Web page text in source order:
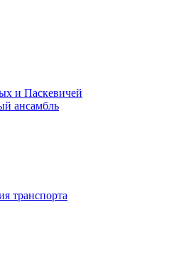
и Паскевичей
ансамбль
транспорта